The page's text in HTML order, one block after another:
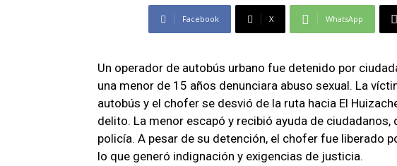
Facebook X WhatsApp
Un operador de autobús urbano fue detenido por
una menor de 15 años denunciara abuso sexual. La
autobús y el chofer se desvió de la ruta hacia El
delito. La menor escapó y recibió ayuda de ciudadanos,
policía. A pesar de su detención, el chofer fue liberado
lo que generó indignación y exigencias de justicia.